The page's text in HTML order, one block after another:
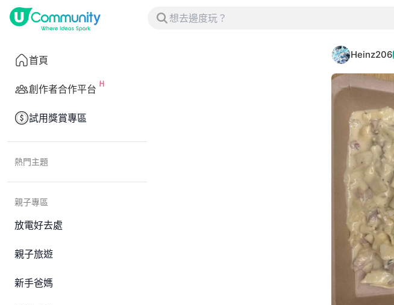
首頁
創作者合作平台
試用獎賞專區
熱門主題
親子專區
放電好去處
親子旅遊
新手爸媽
Heinz206